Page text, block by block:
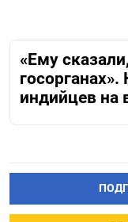
«Ему
индийцев на